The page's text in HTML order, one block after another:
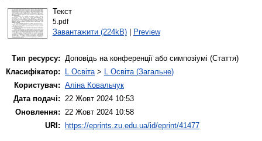
Текст
5.pdf
Завантажити (224kB)| Preview
Тип ресурсу: Доповідь на конференції або симпозіумі (Стаття)
Класифікатор:
L Освіта> L Освіта (Загальне)
Користувач: Аліна Ковальчук
Дата подачі: 22 Жовт 2024 10:53
Оновлення: 22 Жовт 2024 10:58
URI:
https://eprints.zu.edu.ua/id/eprint/41477